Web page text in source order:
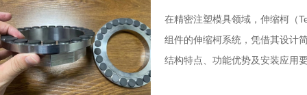
在精密注塑模具领域，伸缩柯（
组件的伸缩柯系统，凭借其设计
结构特点、功能优势及安装应用